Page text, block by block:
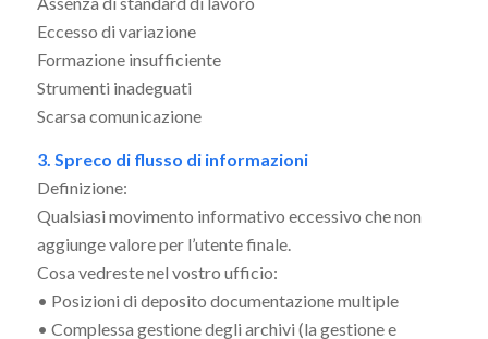
Eccesso di variazione
Formazione insufficiente
Strumenti inadeguati
Scarsa comunicazione
3. Spreco di flusso di informazioni
Definizione:
Qualsiasi movimento informativo eccessivo che non
aggiunge valore per l’utente finale.
Cosa vedreste nel vostro ufficio:
• Posizioni di deposito documentazione multiple
• Complessa gestione degli archivi (la gestione e